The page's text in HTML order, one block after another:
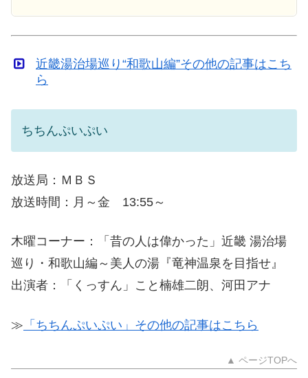
近畿湯治場巡り“和歌山編”その他の記事はこち
ら
ちちんぷいぷい
放送局：ＭＢＳ
放送時間：月～金 13:55～
木曜コーナー：「昔の人は偉かった」近畿 湯治場
巡り・和歌山編～美人の湯『竜神温泉を目指せ』
出演者：「くっすん」こと楠雄二朗、河田アナ
≫ 「ちちんぷいぷい」その他の記事はこちら
▲ ページTOPへ